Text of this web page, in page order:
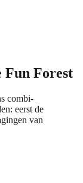
Forest
combi-
eerst de
van